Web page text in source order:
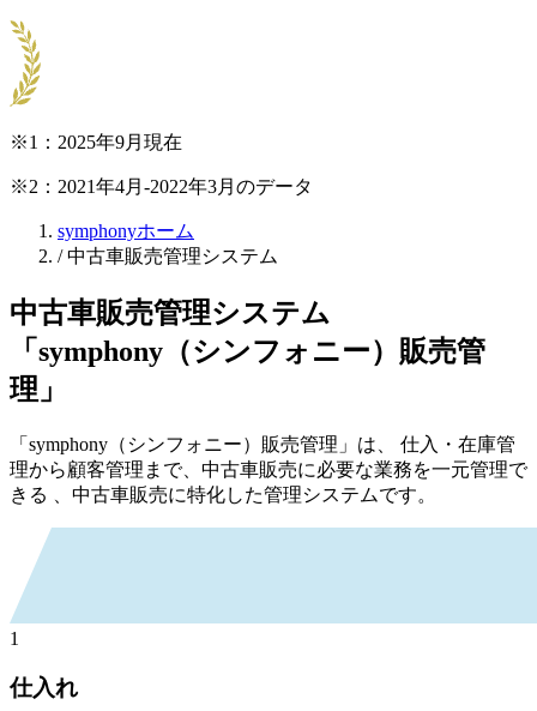
※1：2025年9月現在
※2：2021年4月-2022年3月のデータ
symphonyホーム
/ 中古車販売管理システム
中古車販売管理システム
「symphony（シンフォニー）販売管
理」
「symphony（シンフォニー）販売管理」は、
仕入・在庫管
理から顧客管理まで、中古車販売に必要な業務を一元管理で
きる
、中古車販売に特化した管理システムです。
1
仕入れ